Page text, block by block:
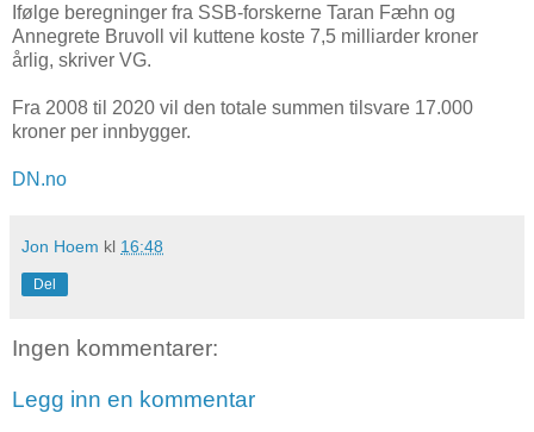
Ifølge beregninger fra SSB-forskerne Taran Fæhn og
Annegrete Bruvoll vil kuttene koste 7,5 milliarder kroner
årlig, skriver VG.
Fra 2008 til 2020 vil den totale summen tilsvare 17.000
kroner per innbygger.
DN.no
Jon Hoem kl 16:48
Del
Ingen kommentarer:
Legg inn en kommentar